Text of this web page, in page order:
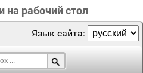
на рабочий стол
Язык сайта: